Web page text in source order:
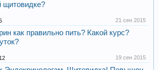
щитовидке?
21 сен 2015
как правильно пить? Какой курс?
12 19 сен 2015